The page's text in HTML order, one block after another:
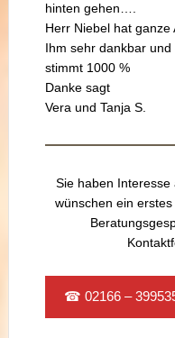
hinten gehen….
Herr Niebel hat
Ihm sehr dankbar
stimmt 1000 %
Danke sagt
Vera und Tanja S.
Sie haben
wünschen ein
☎ 02166 –